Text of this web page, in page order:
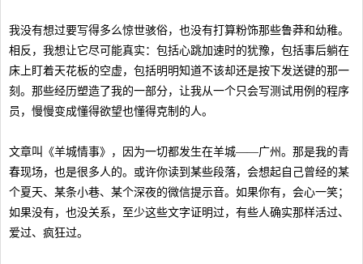
我没有想过要写得多么惊世骇俗，也没有打算粉饰那些鲁莽和幼稚。
相反，我想让它尽可能真实：包括心跳加速时的犹豫，包括事后躺在
床上盯着天花板的空虚，包括明明知道不该却还是按下发送键的那一
刻。那些经历塑造了我的一部分，让我从一个只会写测试用例的程序
员，慢慢变成懂得欲望也懂得克制的人。
文章叫《羊城情事》，因为一切都发生在羊城——广州。那是我的青
春现场，也是很多人的。或许你读到某些段落，会想起自己曾经的某
个夏天、某条小巷、某个深夜的微信提示音。如果你有，会心一笑；
如果没有，也没关系，至少这些文字证明过，有些人确实那样活过、
爱过、疯狂过。